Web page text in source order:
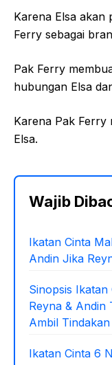
Karena Elsa akan
Ferry sebagai
Pak Ferry
hubungan Elsa
Karena Pak Ferry
Elsa.
Wajib
Ikatan Cinta
Andin Jika
Sinopsis
Reyna & Andin
Ambil
Ikatan Cinta 6